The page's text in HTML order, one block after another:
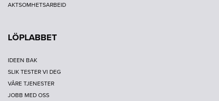
AKTSOMHETSARBEID
LÖPLABBET
IDEEN BAK
SLIK TESTER VI DEG
VÅRE TJENESTER
JOBB MED OSS